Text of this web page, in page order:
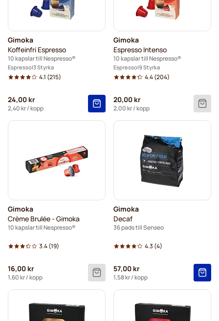
Gimoka
Koffeinfri Espresso
10 kapslar till Nespresso®
Espresso 3 Styrka
4.1 (215)
24,00 kr
2,40 kr/ kopp
Gimoka
Espresso Intenso
10 kapslar till Nespresso®
Espresso 9 Styrka
4.4(204)
20,00 kr
2,00 kr/ kopp
Gimoka
Crème Brulée - Gimoka
10 kapslar till Nespresso®
3.4(19)
16,00 kr
1,60 kr/ kopp
Gimoka
Decaf
36 pads till Senseo
4.3 (4)
57,00 kr
1,58 kr/ kopp